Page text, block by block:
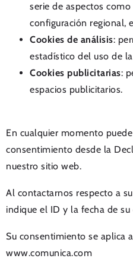
serie de aspectos
configuración regional,
Cookies de análisis:
estadístico del uso de
Cookies publicitarias:
espacios publicitarios.
En cualquier momento
consentimiento desde la
nuestro sitio web.
Al contactarnos respecto a
indique el ID y la fecha de
Su consentimiento se aplica
www.comunica.com